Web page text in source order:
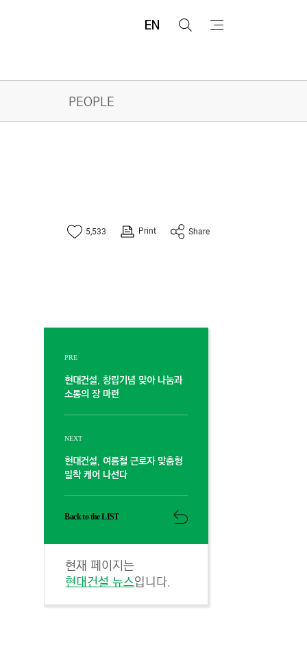
EN
검
PEOPLE
5,533 Print Share
PRE
현대건설, 창립기념 맞아 나눔과
소통의 장 마련
NEXT
현대건설, 여름철 근로자 맞춤형
밀착 케어 나선다
Back to the LIST
현재 페이지는
현대건설 뉴스입니다.